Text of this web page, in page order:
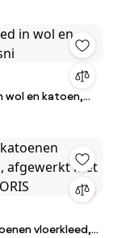
wol en katoen,
vloerkleed,